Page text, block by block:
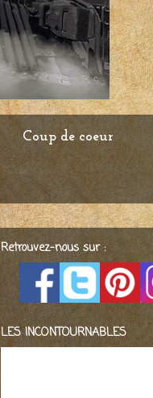
Coup de coeur
Retrouvez-nous sur :
LES INCONTOURNABLES